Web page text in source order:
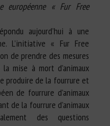
européenne « Fur Free
aujourd’hui à une
L’initiative « Fur Free
de prendre des mesures
mise à mort d’animaux
produire de la fourrure et
de fourrure d’animaux
de la fourrure d’animaux
des questions